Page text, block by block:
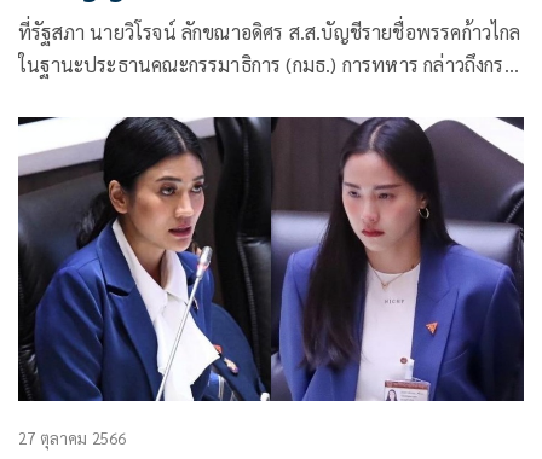
บริหาร ปชต.พัง
ที่รัฐสภา นายวิโรจน์ ลักขณาอดิศร ส.ส.บัญชีรายชื่อพรรคก้าวไกล
ในฐานะประธานคณะกรรมาธิการ (กมธ.) การทหาร กล่าวถึงกรณี
27 ตุลาคม 2566